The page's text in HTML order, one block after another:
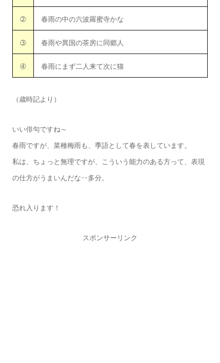
➁ 春雨の中の六波羅蜜寺かな
➂ 春雨や異国の茶房に同郷人
➃ 春雨にまず二人来て次に猫
（歳時記より）
いい俳句ですね～
春雨ですが、菜種梅雨も、季語として春を表しています。
私は、ちょっと無理ですが、こういう能力のある方って、表現
の仕方がうまいんだな‥多分。
恐れ入ります！
スポンサーリンク